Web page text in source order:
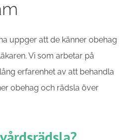
uppger att de känner obehag
Vi som arbetar på
erfarenhet av att behandla
obehag och rädsla över